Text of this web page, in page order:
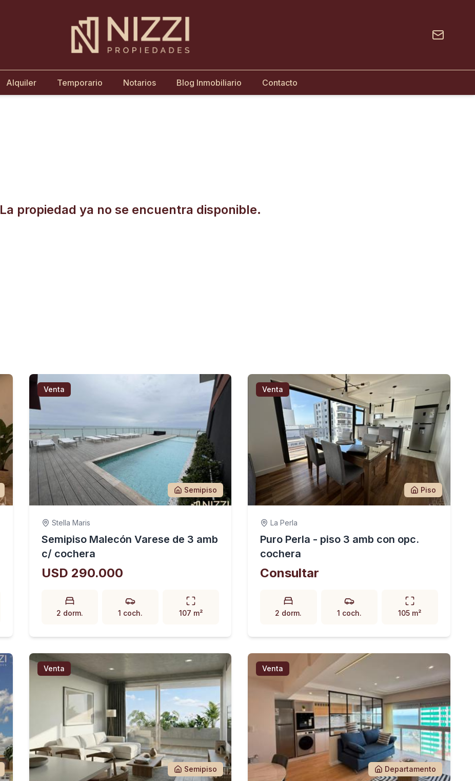
Alquiler Temporario Notarios Blog Inmobiliario Contacto
La propiedad ya no se encuentra disponible.
Venta
Semipiso
Stella Maris
Semipiso Malecón Varese de 3 amb
c/ cochera
USD 290.000
2 dorm. 1 coch. 107 m²
Venta
Piso
La Perla
Puro Perla - piso 3 amb con opc.
cochera
Consultar
2 dorm. 1 coch. 105 m²
Venta
Semipiso
Venta
Departamento